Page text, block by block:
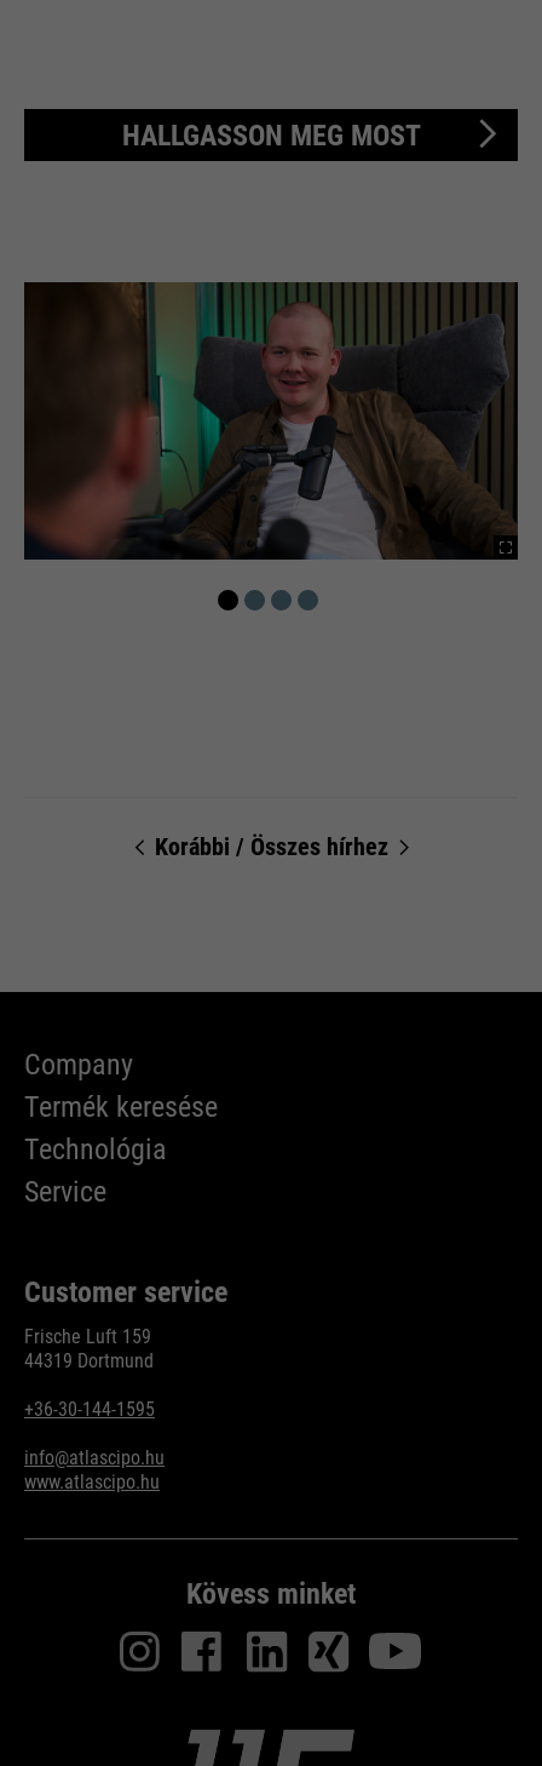
HALLGASSON MEG MOST
Korábbi / Összes hírhez
Company
Termék keresése
Technológia
Service
Customer service
Frische Luft 159
44319 Dortmund
+36-30-144-1595
info@atlascipo.hu
www.atlascipo.hu
Kövess minket